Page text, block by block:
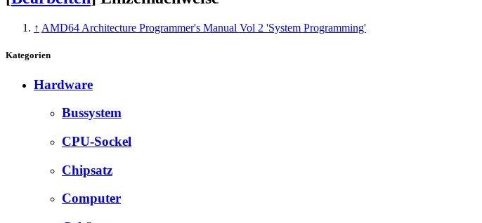
↑ AMD64 Architecture Programmer's Manual Vol 2 'System Programming'
Kategorien
Hardware
Bussystem
CPU-Sockel
Chipsatz
Computer